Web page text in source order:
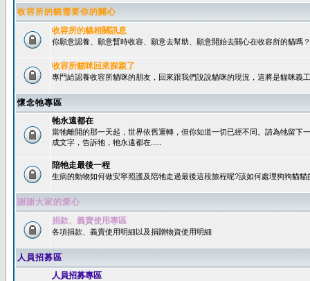
收容所的貓需要你的關心
收容所的貓相關訊息
你願意認養、願意暫時收容、願意去幫助、願意開始去關心在收容所的貓嗎？
收容所貓咪回來探親了
專門給認養收容所貓咪的朋友，回來跟我們說說貓咪的現況，這將是貓咪義
懷念牠專區
牠永遠都在
當牠離開的那一天起，世界依舊運轉，但你知道一切已經不同。請為牠留下
成文字，告訴牠，牠永遠都在.....
陪牠走最後一程
生病的動物如何做安寧照護及陪牠走過最後這段旅程呢?該如何處理狗狗貓貓
謝謝大家的愛心
捐款、義賣使用專區
各項捐款、義賣使用明細以及捐贈物資使用明細
人員招募區
人員招募專區